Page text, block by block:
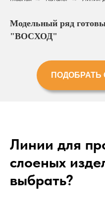
Модельный ряд
"ВОСХОД"
ПОДОБРАТЬ
Линии для
слоеных
выбрать?